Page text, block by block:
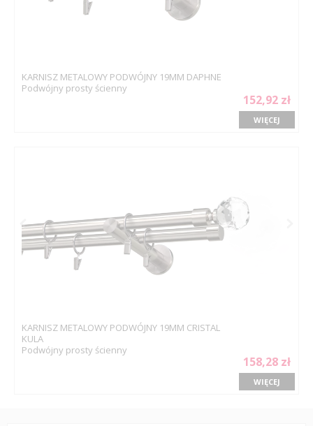
KARNISZ METALOWY PODWÓJNY 19MM DAPHNE
Podwójny prosty ścienny
152,92 zł
WIĘCEJ
KARNISZ METALOWY PODWÓJNY 19MM CRISTAL
KULA
Podwójny prosty ścienny
158,28 zł
WIĘCEJ